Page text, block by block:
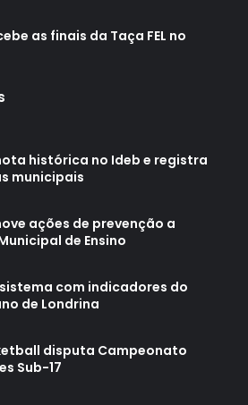
o trabalho desenvolvido pela cidade
estamos indo bem. O foco é sempre
as finais da Taça FEL no
histórica no Ideb e registra
municipais
ações de prevenção a
de Ensino
com indicadores do
de Londrina
disputa Campeonato
Sub-17